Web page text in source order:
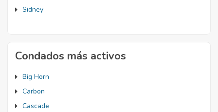
Sidney
Condados más activos
Big Horn
Carbon
Cascade